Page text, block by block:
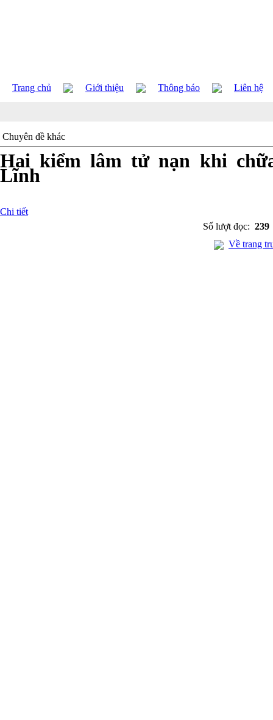
Trang chủ Giới thiệu Thông báo Liên hệ
Chuyên đề khác
Hai kiểm lâm tử nạn khi
Lĩnh
Chi tiết
Số lượt đọc: 239
Về trang